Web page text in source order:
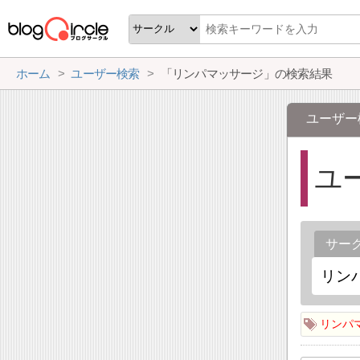
ホーム ユーザー検索 「リンパマッサージ」の検索結果
ユーザ
ユ
サー
リンパ